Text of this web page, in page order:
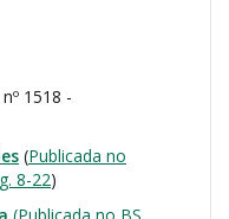
1518 -
(Publicada no
8-22)
(Publicada no BS